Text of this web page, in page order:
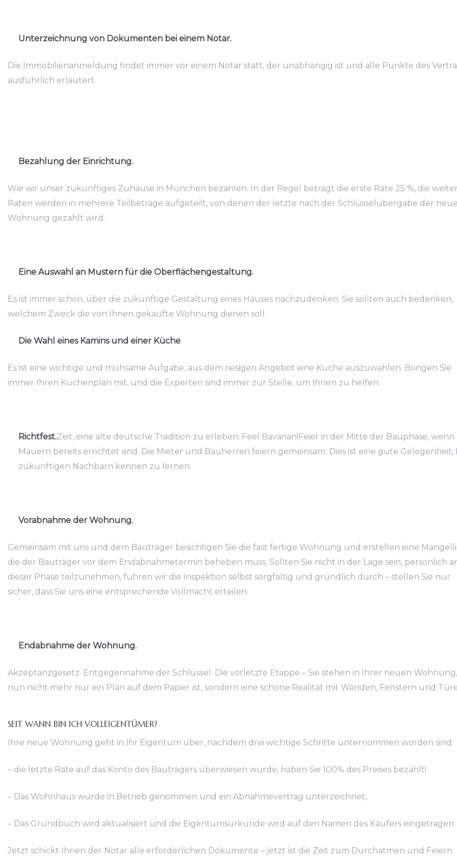
Unterzeichnung von Dokumenten bei einem Notar.
Die Immobilienanmeldung findet immer vor einem Notar statt, der unabhängig ist und alle Punkte des
ausführlich erläutert.
Bezahlung der Einrichtung.
Wie wir unser zukünftiges Zuhause in München bezahlen. In der Regel beträgt die erste Rate 25 %, die
Raten werden in mehrere Teilbeträge aufgeteilt, von denen der letzte nach der Schlüsselübergabe der
Wohnung gezahlt wird.
Eine Auswahl an Mustern für die Oberflächengestaltung.
Es ist immer schön, über die zukünftige Gestaltung eines Hauses nachzudenken. Sie sollten auch bedenken,
welchem Zweck die von Ihnen gekaufte Wohnung dienen soll.
Die Wahl eines Kamins und einer Küche
Es ist eine wichtige und mühsame Aufgabe, aus dem riesigen Angebot eine Küche auszuwählen. Bringen Sie
immer Ihren Küchenplan mit, und die Experten sind immer zur Stelle, um Ihnen zu helfen.
Richtfest.Zeit, eine alte deutsche Tradition zu erleben: Feel Bavarian!Feier in der Mitte der Bauphase, wenn
Mauern bereits errichtet sind. Die Mieter und Bauherren feiern gemeinsam. Dies ist eine gute Gelegenheit,
zukünftigen Nachbarn kennen zu lernen.
Vorabnahme der Wohnung.
Gemeinsam mit uns und dem Bauträger besichtigen Sie die fast fertige Wohnung und erstellen eine
die der Bauträger vor dem Endabnahmetermin beheben muss. Sollten Sie nicht in der Lage sein, persönlich
dieser Phase teilzunehmen, führen wir die Inspektion selbst sorgfältig und gründlich durch – stellen Sie nur
sicher, dass Sie uns eine entsprechende Vollmacht erteilen.
Endabnahme der Wohnung.
Akzeptanzgesetz. Entgegennahme der Schlüssel. Die vorletzte Etappe – Sie stehen in Ihrer neuen
nun nicht mehr nur ein Plan auf dem Papier ist, sondern eine schöne Realität mit Wänden, Fenstern und
SEIT WANN BIN ICH VOLLEIGENTÜMER?
Ihre neue Wohnung geht in Ihr Eigentum über, nachdem drei wichtige Schritte unternommen worden sind:
– die letzte Rate auf das Konto des Bauträgers überwiesen wurde, haben Sie 100% des Preises bezahlt!
– Das Wohnhaus wurde in Betrieb genommen und ein Abnahmevertrag unterzeichnet,
– Das Grundbuch wird aktualisiert und die Eigentumsurkunde wird auf den Namen des Käufers eingetragen.
Jetzt schickt Ihnen der Notar alle erforderlichen Dokumente – jetzt ist die Zeit zum Durchatmen und Feiern.